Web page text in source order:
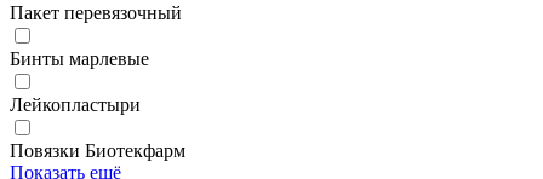
Пакет перевязочный
Бинты марлевые
Лейкопластыри
Повязки Биотекфарм
Показать ещё